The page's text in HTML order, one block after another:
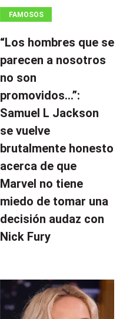
FAMOSOS
“Los hombres que se
parecen a nosotros
no son
promovidos…”:
Samuel L Jackson
se vuelve
brutalmente honesto
acerca de que
Marvel no tiene
miedo de tomar una
decisión audaz con
Nick Fury